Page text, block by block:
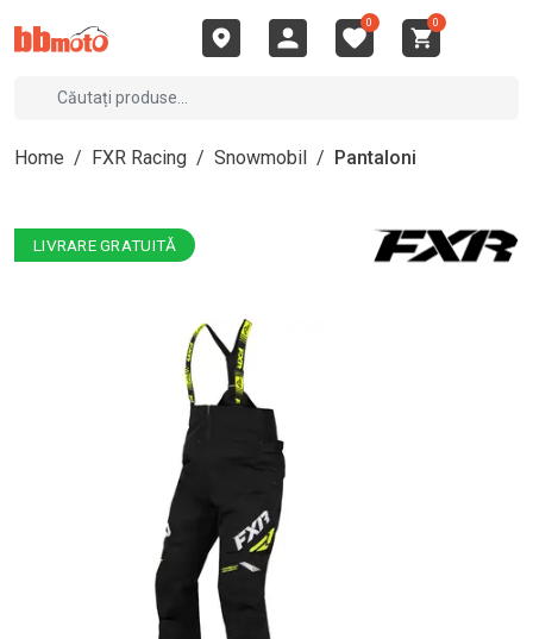
0 0
Home / FXR Racing / Snowmobil / Pantaloni
LIVRARE GRATUITĂ